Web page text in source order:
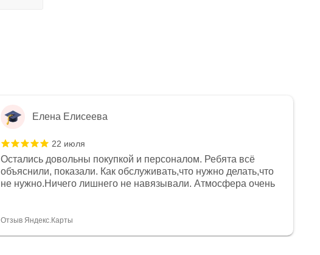
Елена Елисеева
22 июля
Остались довольны покупкой и персоналом. Ребята всё
объяснили, показали. Как обслуживать,что нужно делать,что
не нужно.Ничего лишнего не навязывали. Атмосфера очень
огромное спасибо Дмитрию, за клиентоориентированность и
Отзыв Яндекс.Карты